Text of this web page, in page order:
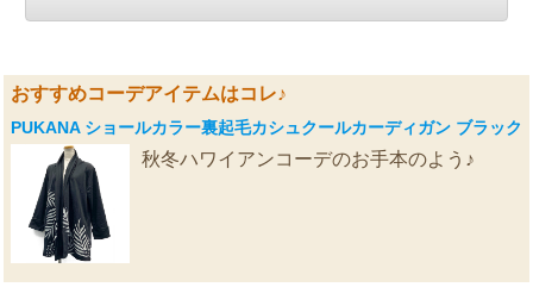
おすすめコーデアイテムはコレ♪
PUKANA ショールカラー裏起毛カシュクールカーディガン ブラック
秋冬ハワイアンコーデのお手本のよう♪